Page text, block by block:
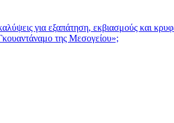
για εξαπάτηση, εκβιασμούς και
της Μεσογείου»;